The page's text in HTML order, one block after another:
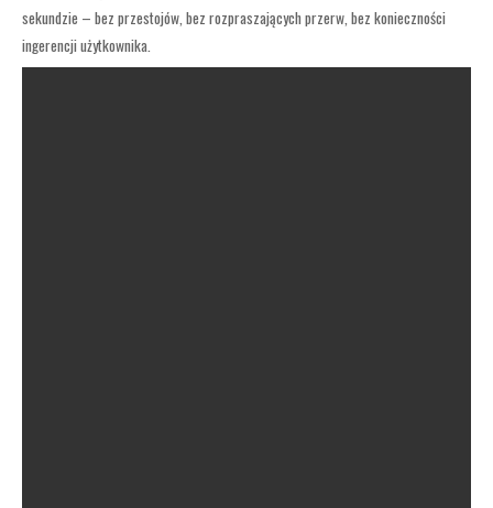
sekundzie – bez przestojów, bez rozpraszających przerw, bez konieczności
ingerencji użytkownika.